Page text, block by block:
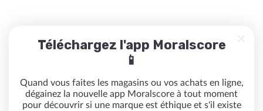
Téléchargez l'app Moralscore
📱
Quand vous faites les magasins ou vos achats en ligne,
dégainez la nouvelle app Moralscore à tout moment
pour découvrir si une marque est éthique et s'il existe